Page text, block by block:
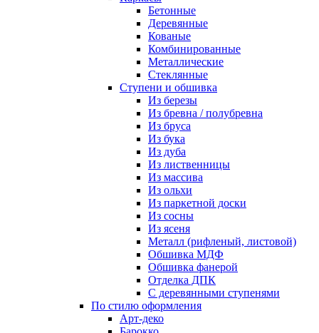
Бетонные
Деревянные
Кованые
Комбинированные
Металлические
Стеклянные
Ступени и обшивка
Из березы
Из бревна / полубревна
Из бруса
Из бука
Из дуба
Из лиственницы
Из массива
Из ольхи
Из паркетной доски
Из сосны
Из ясеня
Металл (рифленый, листовой)
Обшивка МДФ
Обшивка фанерой
Отделка ДПК
С деревянными ступенями
По стилю оформления
Арт-деко